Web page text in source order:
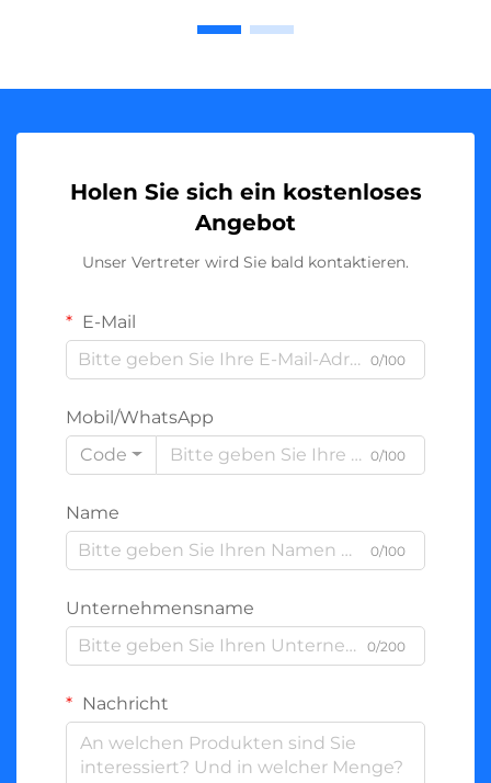
Holen Sie sich ein kostenloses
Angebot
Unser Vertreter wird Sie bald kontaktieren.
E-Mail
0/100
Mobil/WhatsApp
Code
0/100
Name
0/100
Unternehmensname
0/200
Nachricht